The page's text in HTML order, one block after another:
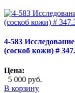
4-583
(соскоб кожи) #
Цена:
5 000 руб.
В корзину